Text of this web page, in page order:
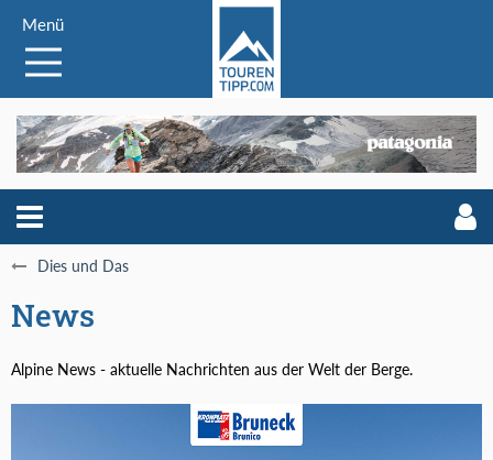
Menü
Dies und Das
News
Alpine News - aktuelle Nachrichten aus der Welt der Berge.